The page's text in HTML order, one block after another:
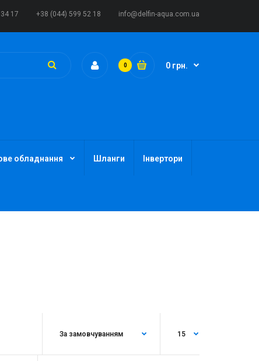
17 +38 (044) 599 52 18 info@delfin-aqua.com.ua
0 0 грн.
обладнання Шланги Інвертори